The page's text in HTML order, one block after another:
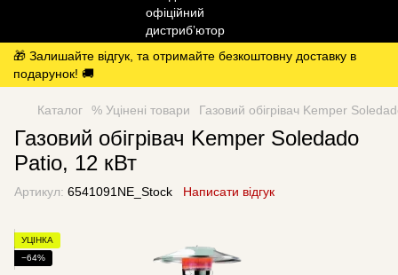
🎁 Залишайте відгук, та отримайте безкоштовну доставку в
подарунок! 🚚
Каталог % Уцінені товари Газовий обігрівач Kemper
Газовий обігрівач Kemper Soledado
Patio, 12 кВт
Артикул: 6541091NE_Stock Написати відгук
УЦІНКА
−64%